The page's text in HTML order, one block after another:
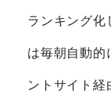
ランキング化
は毎朝自動的
ントサイト経